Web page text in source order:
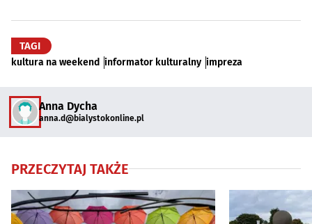
TAGI
kultura na weekend informator kulturalny impreza
Anna Dycha
anna.d@bialystokonline.pl
PRZECZYTAJ TAKŻE